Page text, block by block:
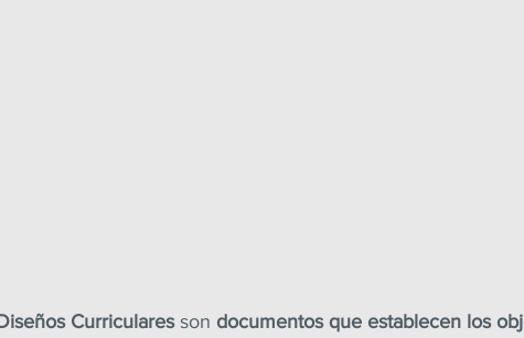
Curriculares son documentos que establecen los